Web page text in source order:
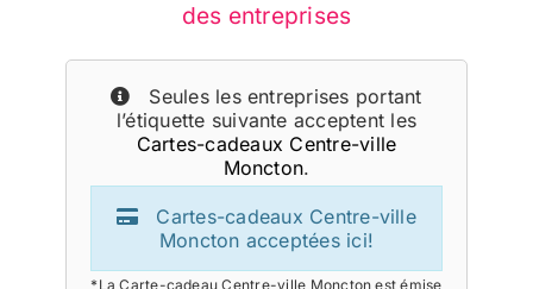
des entreprises
Seules les entreprises portant
l’étiquette suivante acceptent les
Cartes-cadeaux Centre-ville
Moncton.
Cartes-cadeaux Centre-ville
Moncton acceptées ici!
*La Carte-cadeau Centre-ville Moncton est émise